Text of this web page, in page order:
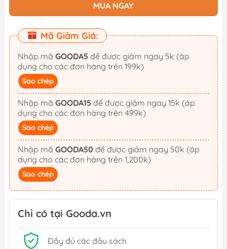
MUA NGAY
Mã Giảm Giá:
Nhập mã GOODA5
dụng cho các đơn hàng trên 199k)
Sao chép
Nhập mã GOODA15
dụng cho các đơn hàng trên 499k)
Sao chép
Nhập mã GOODA50
dụng cho các đơn hàng trên 1,200k)
Sao chép
Chỉ có tại Gooda.vn
Đầy đủ các đầu sách